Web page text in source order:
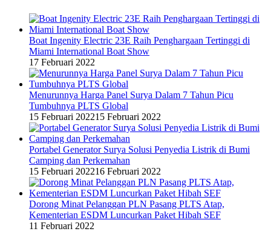
Boat Ingenity Electric 23E Raih Penghargaan Tertinggi di
Miami International Boat Show
17 Februari 2022
Menurunnya Harga Panel Surya Dalam 7 Tahun Picu
Tumbuhnya PLTS Global
15 Februari 202215 Februari 2022
Portabel Generator Surya Solusi Penyedia Listrik di Bumi
Camping dan Perkemahan
15 Februari 202216 Februari 2022
Dorong Minat Pelanggan PLN Pasang PLTS Atap,
Kementerian ESDM Luncurkan Paket Hibah SEF
11 Februari 2022